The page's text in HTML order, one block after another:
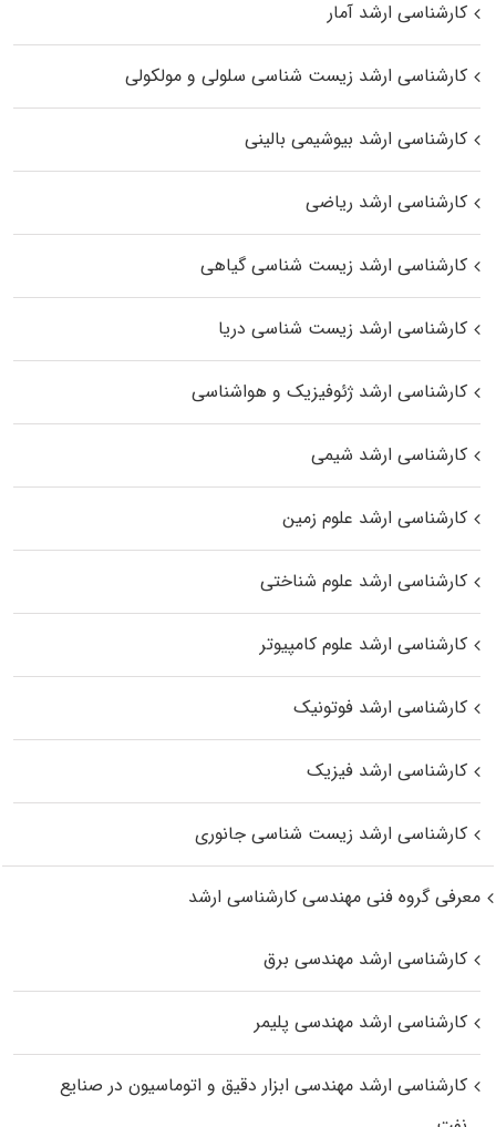
کارشناسی ارشد آمار
کارشناسی ارشد زیست شناسی سلولی و مولکولی
کارشناسی ارشد بیوشیمی بالینی
کارشناسی ارشد ریاضی
کارشناسی ارشد زیست‌ شناسی گیاهی
کارشناسی ارشد زیست‌ شناسی دریا
کارشناسی ارشد ژئوفیزیک و هواشناسی
کارشناسی ارشد شیمی
کارشناسی ارشد علوم زمین
کارشناسی ارشد علوم شناختی
کارشناسی ارشد علوم کامپیوتر
کارشناسی ارشد فوتونیک
کارشناسی ارشد فیزیک
کارشناسی ارشد زیست‌ شناسی جانوری
معرفی گروه فنی مهندسی کارشناسی ارشد
کارشناسی ارشد مهندسی برق
کارشناسی ارشد مهندسی پلیمر
کارشناسی ارشد مهندسی ابزار دقیق و اتوماسیون در صنایع